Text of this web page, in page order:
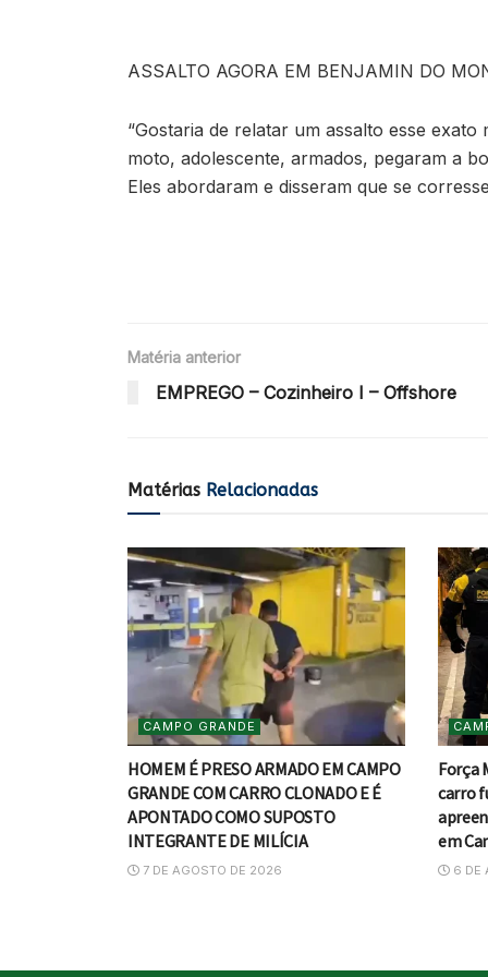
ASSALTO AGORA EM BENJAMIN DO
“Gostaria de relatar um assalto esse
moto, adolescente, armados, pegaram a
Eles abordaram e disseram que se
Matéria anterior
EMPREGO – Cozinheiro I – Offshore
Matérias Relacionadas
CAMPO GRANDE
HOMEM É PRESO ARMADO EM CAMPO
GRANDE COM CARRO CLONADO E É
APONTADO COMO SUPOSTO
INTEGRANTE DE MILÍCIA
7 DE AGOSTO DE 2026
Força
carro
em
6 DE